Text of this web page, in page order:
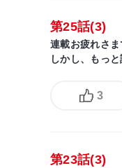
第25話(3)
連載お疲れさま
しかし、もっ
3
第23話(3)